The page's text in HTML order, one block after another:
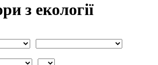
з екології